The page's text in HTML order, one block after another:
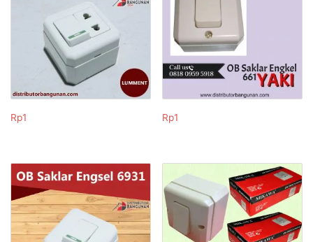
Rp1 Rp1